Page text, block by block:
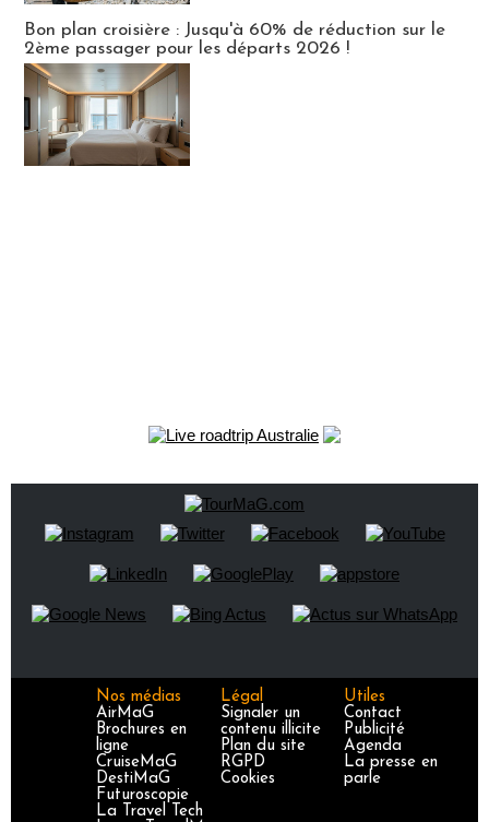
Bon plan croisière : Jusqu'à 60% de réduction sur le
2ème passager pour les départs 2026 !
Nos médias
AirMaG
Brochures en
ligne
CruiseMaG
DestiMaG
Futuroscopie
La Travel Tech
Légal
Signaler un
contenu illicite
Plan du site
RGPD
Cookies
Utiles
Contact
Publicité
Agenda
La presse en
parle